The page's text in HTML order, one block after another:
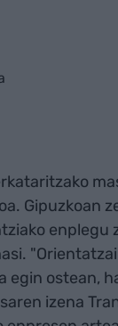
Gipuzkoan
enplegu
egin ostean,
izena